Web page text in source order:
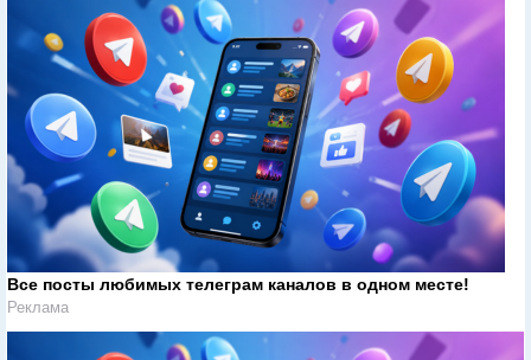
Все посты любимых телеграм каналов в одном месте!
Реклама